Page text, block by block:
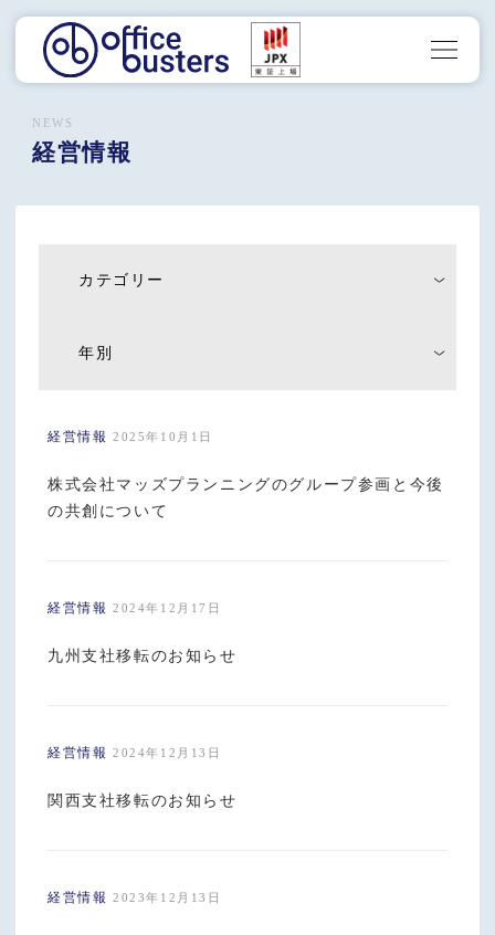
NEWS
経営情報
カテゴリー
年別
経営情報 2025年10月1日
株式会社マッズプランニングのグループ参画と今後
の共創について
経営情報 2024年12月17日
九州支社移転のお知らせ
経営情報 2024年12月13日
関西支社移転のお知らせ
経営情報 2023年12月13日